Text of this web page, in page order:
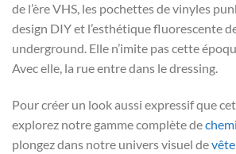
de l’ère VHS, les pochettes de vinyles
design DIY et l’esthétique fluorescente
underground. Elle n’imite pas cette
Avec elle, la rue entre dans le dressing.
Pour créer un look aussi expressif que
explorez notre gamme complète de
plongez dans notre univers visuel de